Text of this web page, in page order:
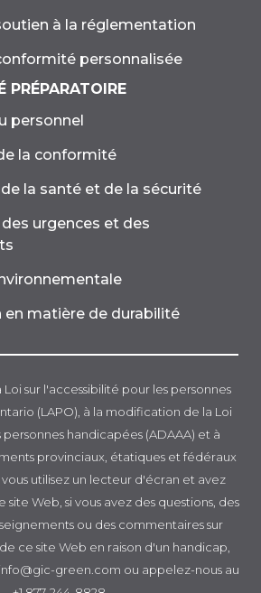
à la réglementation
personnalisée
PRÉPARATOIRE
personnel
la conformité
la santé et de la sécurité
urgences et des
en matière de durabilité
sur l'accessibilité pour les personnes
(LAPO), à la modification de la Loi
handicapées (ADAAA) et à
provinciaux, étatiques et fédéraux
vous utilisez un lecteur d'écran et avez
Web, si vous avez des questions, des
ou des commentaires sur
ce site Web en raison d'un handicap,
green.com ou appelez-nous au